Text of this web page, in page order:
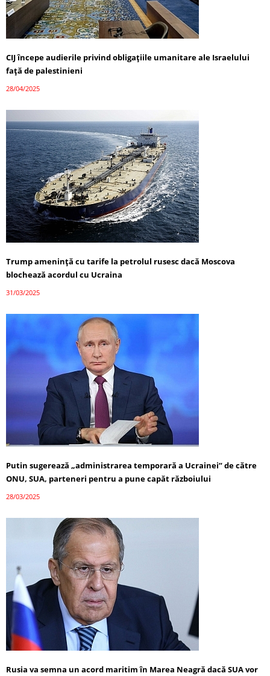
CIJ începe audierile privind obligațiile umanitare ale Israelului
față de palestinieni
28/04/2025
Trump amenință cu tarife la petrolul rusesc dacă Moscova
blochează acordul cu Ucraina
31/03/2025
Putin sugerează „administrarea temporară a Ucrainei” de către
ONU, SUA, parteneri pentru a pune capăt războiului
28/03/2025
Rusia va semna un acord maritim în Marea Neagră dacă SUA vor